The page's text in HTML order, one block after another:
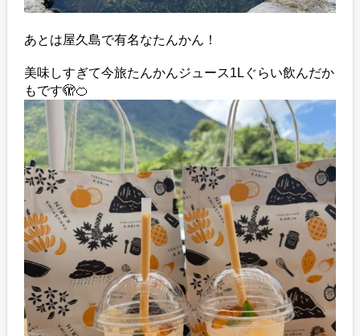
あとは屋久島で有名なたんかん！
美味しすぎて今旅たんかんジュース1Lぐらい飲んだか
もです🫣🍊